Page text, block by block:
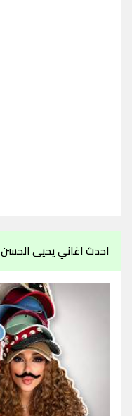
احدث اغاني يحيى الحسن